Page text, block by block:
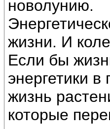
новолунию.
жизни. И
Если бы
энергетики
жизнь
которые